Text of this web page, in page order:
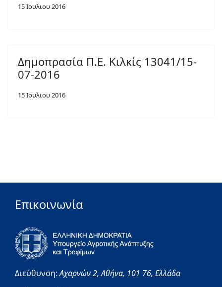
15 Ιουλιου 2016
Δημοπρασία Π.Ε. Κιλκίς 13041/15-
07-2016
15 Ιουλιου 2016
Επικοινωνία
Διεύθυνση:Αχαρνών 2,Αθήνα, 101 76, Ελλάδα